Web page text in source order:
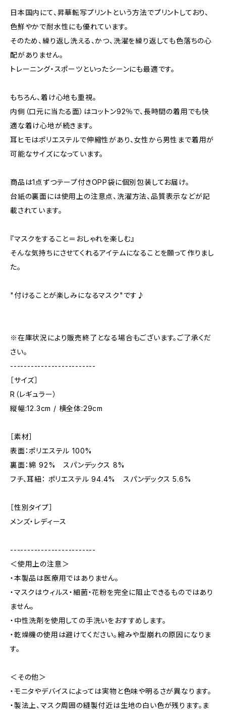
日本国内にて、昇華転写プリントという方法でプリントしており、
色鮮やかで耐水性にも優れています。
そのため、繰り返し洗える、かつ、洗濯を繰り返しても色落ちの心
配がありません。
トレーニング・スポーツといったシーンにも最適です。
もちろん、着け心地も重視。
内側（口元に当たる面）はコットン92％で、長時間の着用でも快
適な着け心地が続きます。
耳ヒモはポリエステルで伸縮性があり、女性から男性まで着用が
可能なサイズになっています。
商品は1点ずつテープ付きOPP袋に個別包装してお届け。
台紙の裏面には使用上の注意点、洗濯方法、品質表示などが記
載されています。
『マスクをすること＝おしゃれを楽しむ』
そんな気持ちにさせてくれるアイテムになることを願って作りまし
た。
"付けることが楽しみになるマスク"です♪
※在庫状況により販売終了となる場合もございます。ご了承くだ
さい。
-------------------------
［サイズ］
R（レギュラー）
縦幅:12.3cm / 横全体:29cm
［素材］
表面：ポリエステル 100%
裏面：綿 92% スパンデックス 8%
フチ、耳紐： ポリエステル 94.4% スパンデックス 5.6%
［性別タイプ］
メンズ・レディース
-------------------------
＜使用上の注意＞
・本製品は医療用ではありません。
・マスクはウィルス・細菌・花粉を完全に阻止できるものではあり
ません。
・中性洗剤を使用しての手洗いをおすすめします。
・乾燥機の使用は避けてください。縮みや型崩れの原因になりま
す。
＜その他＞
・モニタやデバイスによっては実物と色味や明るさが異なります。
・製法上、マスク周囲の縫製付近は生地の白い色が残ります。ま